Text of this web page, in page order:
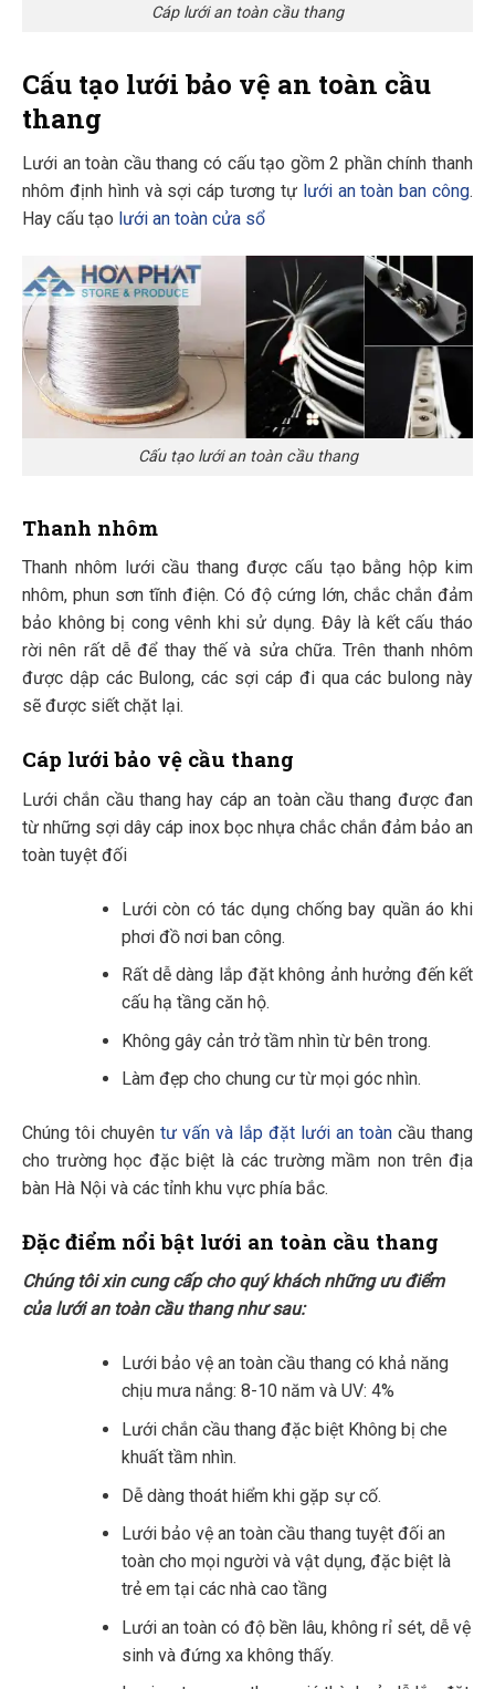
Cáp lưới an toàn cầu thang
Cấu tạo lưới bảo vệ an toàn cầu
thang
Lưới an toàn cầu thang có cấu tạo gồm 2 phần chính thanh
nhôm định hình và sợi cáp tương tự lưới an toàn ban công.
Hay cấu tạo lưới an toàn cửa sổ
Cấu tạo lưới an toàn cầu thang
Thanh nhôm
Thanh nhôm lưới cầu thang được cấu tạo bằng hộp kim
nhôm, phun sơn tĩnh điện. Có độ cứng lớn, chắc chắn đảm
bảo không bị cong vênh khi sử dụng. Đây là kết cấu tháo
rời nên rất dễ để thay thế và sửa chữa. Trên thanh nhôm
được dập các Bulong, các sợi cáp đi qua các bulong này
sẽ được siết chặt lại.
Cáp lưới bảo vệ cầu thang
Lưới chắn cầu thang hay cáp an toàn cầu thang được đan
từ những sợi dây cáp inox bọc nhựa chắc chắn đảm bảo an
toàn tuyệt đối
Lưới còn có tác dụng chống bay quần áo khi
phơi đồ nơi ban công.
Rất dễ dàng lắp đặt không ảnh hưởng đến kết
cấu hạ tầng căn hộ.
Không gây cản trở tầm nhìn từ bên trong.
Làm đẹp cho chung cư từ mọi góc nhìn.
Chúng tôi chuyên tư vấn và lắp đặt lưới an toàn cầu thang
cho trường học đặc biệt là các trường mầm non trên địa
bàn Hà Nội và các tỉnh khu vực phía bắc.
Đặc điểm nổi bật lưới an toàn cầu thang
Chúng tôi xin cung cấp cho quý khách những ưu điểm
của lưới an toàn cầu thang như sau:
Lưới bảo vệ an toàn cầu thang có khả năng
chịu mưa nắng: 8-10 năm và UV: 4%
Lưới chắn cầu thang đặc biệt Không bị che
khuất tầm nhìn.
Dễ dàng thoát hiểm khi gặp sự cố.
Lưới bảo vệ an toàn cầu thang tuyệt đối an
toàn cho mọi người và vật dụng, đặc biệt là
trẻ em tại các nhà cao tầng
Lưới an toàn có độ bền lâu, không rỉ sét, dễ vệ
sinh và đứng xa không thấy.